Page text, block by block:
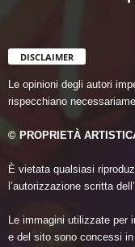
DISCLAIMER
Le opinioni degli autori
rispecchiano
© PROPRIETÀ
È vietata qualsiasi
l’autorizzazione scritta
Le immagini utilizzate per
e del sito sono concessi